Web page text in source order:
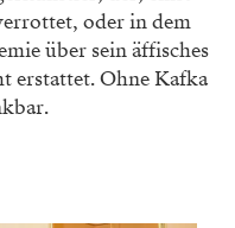
oder in dem
über sein äffisches
erstattet. Ohne Kafka